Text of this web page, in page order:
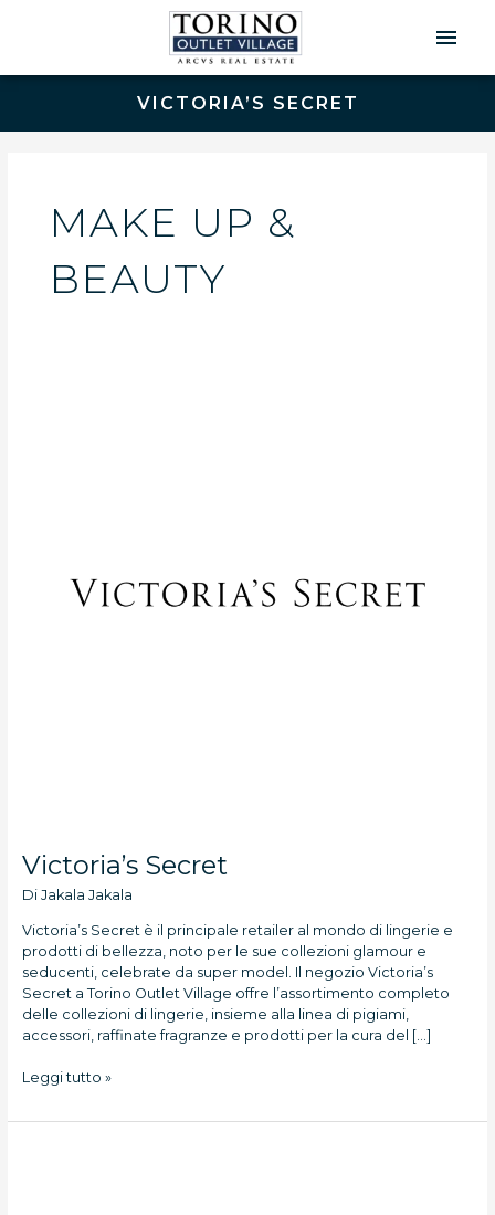
VICTORIA’S SECRET
MAKE UP &
BEAUTY
Victoria’s Secret
Di Jakala Jakala
Victoria’s Secret è il principale retailer al mondo di lingerie e
prodotti di bellezza, noto per le sue collezioni glamour e
seducenti, celebrate da super model. Il negozio Victoria’s
Secret a Torino Outlet Village offre l’assortimento completo
delle collezioni di lingerie, insieme alla linea di pigiami,
accessori, raffinate fragranze e prodotti per la cura del […]
Leggi tutto »